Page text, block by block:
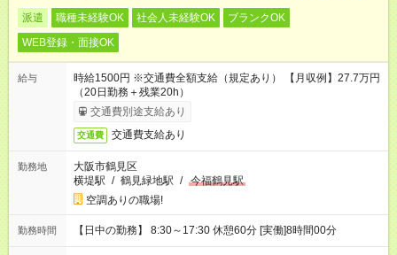
派遣 職種未経験OK 社会人未経験OK
ブランクOK
WEB登録・面接OK
給与
時給1500円 ※交通費全額支給（規定あり） 【月収例】27.7万円
（20日勤務＋残業20h）
交通費別途支給あり
交通費 交通費支給あり
勤務地
大阪市鶴見区
横堤駅 / 鶴見緑地駅 / 今福鶴見駅
空調ありの職場!
勤務時間 【日中の勤務】 8:30～17:30 休憩60分 [実働]8時間00分